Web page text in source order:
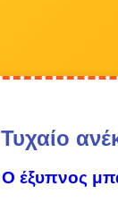
Τυχαίο
Ο έξυπνος